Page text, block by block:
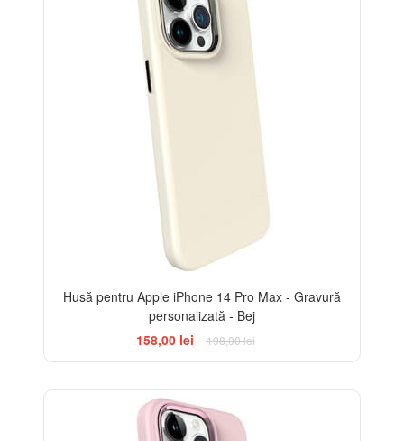
Husă pentru Apple iPhone 14 Pro Max - Gravură
personalizată - Bej
158,00 lei
198,00 lei